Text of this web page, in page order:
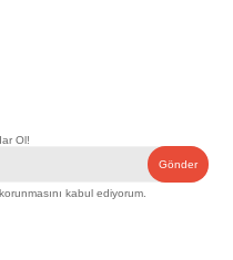
Ol!
Gönder
korunmasını kabul ediyorum.